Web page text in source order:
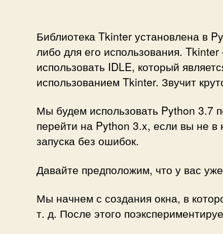
Библиотека Tkinter установлена в
либо для его использования.
использовать IDLE, который
использованием Tkinter. Звучит
Мы будем использовать Python 3.7
перейти на Python 3.x, если вы не
запуска без ошибок.
Давайте предположим, что у вас
Мы начнем с создания окна, в
т. д. После этого